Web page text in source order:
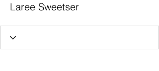
Laree Sweetser